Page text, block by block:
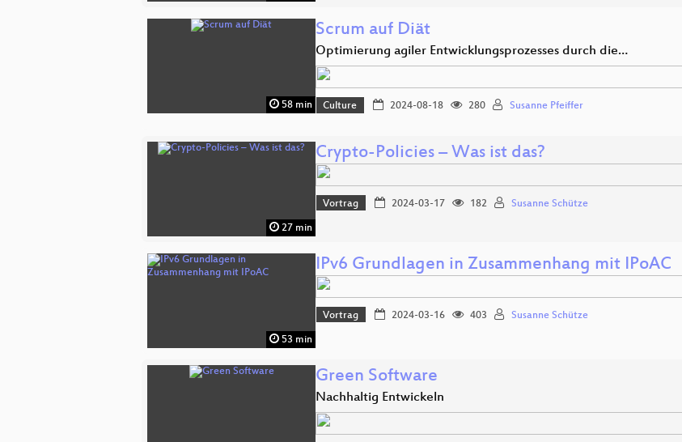
58 min
Scrum auf Diät
Optimierung agiler Entwicklungsprozesses durch die…
Culture 2024-08-18 280 Susanne Pfeiffer
27 min
Crypto-Policies – Was ist das?
Vortrag 2024-03-17 182 Susanne Schütze
53 min
IPv6 Grundlagen in Zusammenhang mit IPoAC
Vortrag 2024-03-16 403 Susanne Schütze
Green Software
Nachhaltig Entwickeln